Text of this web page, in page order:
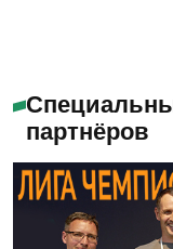
партнёров